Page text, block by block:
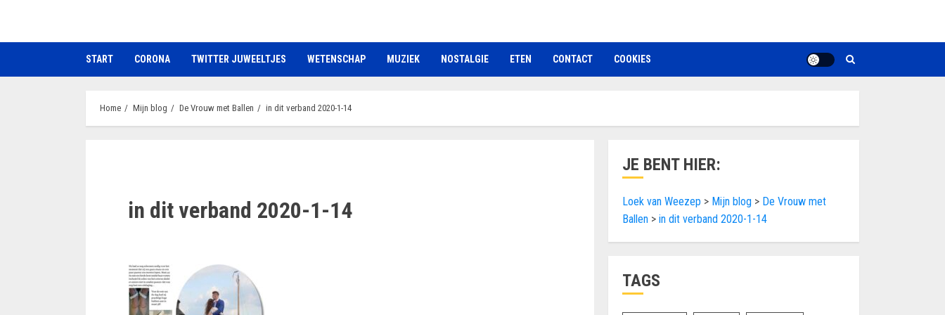
de
START CORONA TWITTER JUWEELTJES WETENSCHAP MUZIEK NOSTALGIE ETEN CONTACT COOKIES
Home Mijn blog De Vrouw met Ballen in dit verband 2020-1-14
in dit verband 2020-1-14
JE BENT HIER:
Loek van Weezep > Mijn blog > De Vrouw met
Ballen >in dit verband 2020-1-14
TAGS